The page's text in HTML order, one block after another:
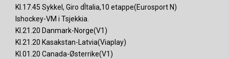
Kl.17.45 Sykkel, Giro dÌtalia,10 etappe(Eurosport N)
Ishockey-VM i Tsjekkia.
Kl.21.20 Danmark-Norge(V1)
Kl.21.20 Kasakstan-Latvia(Viaplay)
Kl.01.20 Canada-Østerrike(V1)